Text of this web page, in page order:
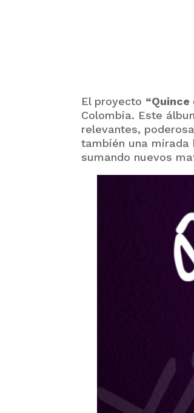
El proyecto “Quince
Colombia. Este
relevantes,
también una
sumando nuevos